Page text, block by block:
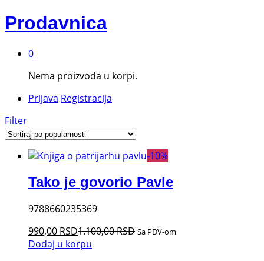
Prodavnica
0
Nema proizvoda u korpi.
Prijava Registracija
Filter
-10%
Tako je govorio Pavle
9788660235369
990,00 RSD1.100,00RSD Sa PDV-om
Dodaj u korpu